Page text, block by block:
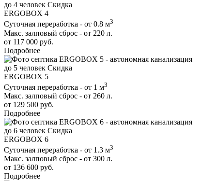
до 4 человек Скидка
ERGOBOX 4
Суточная переработка - от 0.8 м3
Макс. залповый сброс - от 220 л.
от 117 000 руб.
Подробнее
до 5 человек Скидка
ERGOBOX 5
Суточная переработка - от 1 м3
Макс. залповый сброс - от 260 л.
от 129 500 руб.
Подробнее
до 6 человек Скидка
ERGOBOX 6
Суточная переработка - от 1.3 м3
Макс. залповый сброс - от 300 л.
от 136 600 руб.
Подробнее